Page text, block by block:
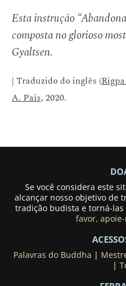
Esta instrução
composta no glorioso
Gyaltsen.
| Traduzido do inglês (
A. Pais, 2020.
Se você considera este
alcançar nosso objetivo de
tradição budista e torná-
favor,
Palavras do Buddha